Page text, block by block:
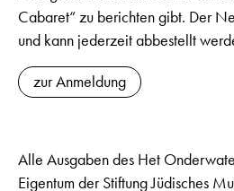
Cabaret“ zu berichten gibt. Der
und kann jederzeit abbestellt
zur Anmeldung
Alle Ausgaben des Het
Eigentum der Stiftung Jüdisches